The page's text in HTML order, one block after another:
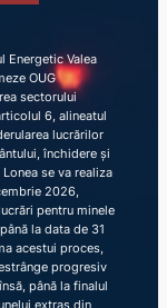
Energetic Valea
OUG
sectorului
6, alineatul
lucrărilor
închidere și
se va realiza
2026,
pentru minele
la data de 31
acestui proces,
progresiv
până la finalul
extras din